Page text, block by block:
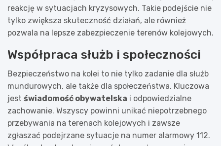
reakcję w sytuacjach kryzysowych. Takie podejście nie
tylko zwiększa skuteczność działań, ale również
pozwala na lepsze zabezpieczenie terenów kolejowych.
Współpraca służb i społeczności
Bezpieczeństwo na kolei to nie tylko zadanie dla służb
mundurowych, ale także dla społeczeństwa. Kluczowa
jest świadomość obywatelska i odpowiedzialne
zachowanie. Wszyscy powinni unikać niepotrzebnego
przebywania na terenach kolejowych i zawsze
zgłaszać podejrzane sytuacje na numer alarmowy 112.